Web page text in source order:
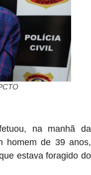
na manhã da
homem de 39 anos,
estava foragido do